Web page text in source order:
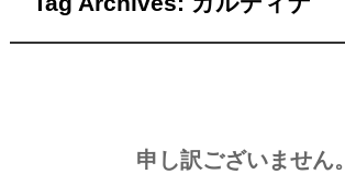
申し訳ございません。